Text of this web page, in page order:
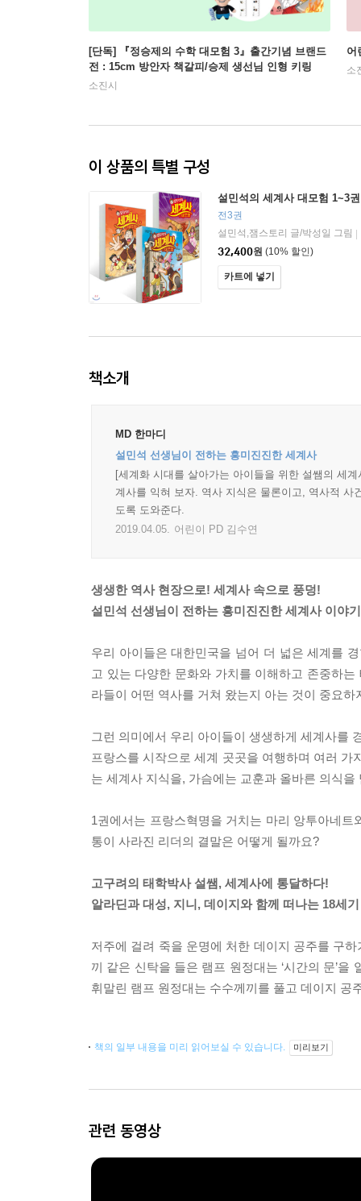
[단독] 『정승제의 수학 대모험 3』출간기념 브랜드
전 : 15cm 방안자 책갈피/승제 생선님 인형 키링
소진시
어
소
이 상품의 특별 구성
설민석의 세계사 대모험 1~3
전3권
설민석,잼스토리 글/박성일 그림
32,400원 (10% 할인)
카트에 넣기
책소개
MD 한마디
설민석 선생님이 전하는 흥미진진한 세계사
[세계화 시대를 살아가는 아이들을 위한 설쌤의 세
계사를 익혀 보자. 역사 지식은 물론이고, 역사적 사
도록 도와준다.
2019.04.05. 어린이 PD 김수연
생생한 역사 현장으로! 세계사 속으로 풍덩!
설민석 선생님이 전하는 흥미진진한 세계사 이야
우리 아이들은 대한민국을 넘어 더 넓은 세계를
고 있는 다양한 문화와 가치를 이해하고 존중하는
라들이 어떤 역사를 거쳐 왔는지 아는 것이 중요하
그런 의미에서 우리 아이들이 생생하게 세계사를
프랑스를 시작으로 세계 곳곳을 여행하며 여러
는 세계사 지식을, 가슴에는 교훈과 올바른 의식을
1권에서는 프랑스혁명을 거치는 마리 앙투아네
통이 사라진 리더의 결말은 어떻게 될까요?
고구려의 태학박사 설쌤, 세계사에 통달하다!
알라딘과 대성, 지니, 데이지와 함께 떠나는 18세
저주에 걸려 죽을 운명에 처한 데이지 공주를 구
끼 같은 신탁을 들은 램프 원정대는 ‘시간의 문’
휘말린 램프 원정대는 수수께끼를 풀고 데이지 공
책의 일부 내용을 미리 읽어보실 수 있습니다. 미리보기
관련 동영상